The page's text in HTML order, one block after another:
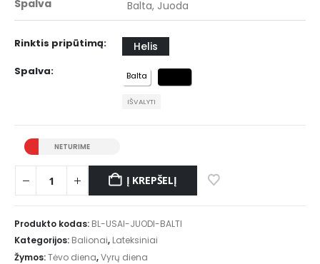
Spalva
Balta, Juoda
Rinktis pripūtimą Helis
Spalva Balta
IŠVALYTI
NETURIME
Į KREPŠELĮ
Produkto kodas: BL-USAI-JUODI-BALTI
Kategorijos: Balionai, Lateksiniai
Žymos:Tėvo diena,Vyrų diena